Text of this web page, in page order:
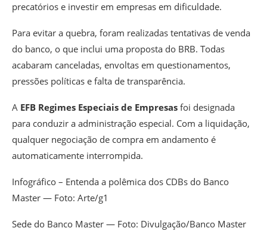
precatórios e investir em empresas em dificuldade.
Para evitar a quebra, foram realizadas tentativas de venda
do banco, o que inclui uma proposta do BRB. Todas
acabaram canceladas, envoltas em questionamentos,
pressões políticas e falta de transparência.
A EFB Regimes Especiais de Empresas foi designada
para conduzir a administração especial. Com a liquidação,
qualquer negociação de compra em andamento é
automaticamente interrompida.
Infográfico – Entenda a polêmica dos CDBs do Banco
Master — Foto: Arte/g1
Sede do Banco Master — Foto: Divulgação/Banco Master